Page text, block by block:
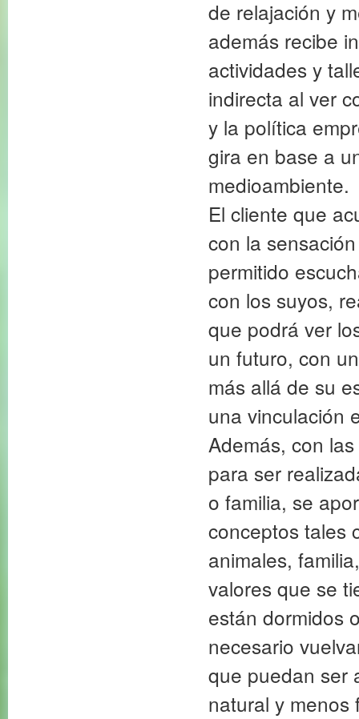
de relajación y
además recibe
actividades y
indirecta al ver
y la política
gira en base a
medioambiente.
El cliente que
con la
permitido
con los suyos,
que podrá ver
un futuro, con
más allá de su
una vinculación
Además, con
para ser
o familia, se
conceptos tales
animales,
valores que se
están dormidos
necesario
que puedan ser
natural y menos